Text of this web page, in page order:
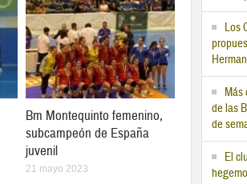
Bm Montequinto femenino,
subcampeón de España
juvenil
21 mayo 2023
Los
Más
de las
de
El